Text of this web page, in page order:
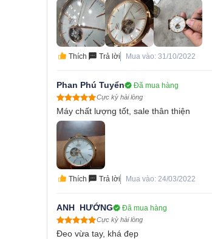
Thích Trả lời Mua vào: 31/10/2022
Phan Phú Tuyển Đã mua hàng
Cực kỳ hài lòng
Máy chất lượng tốt, sale thân thiện
Thích Trả lời Mua vào: 24/03/2022
ANH  HƯỚNG Đã mua hàng
Cực kỳ hài lòng
Đeo vừa tay, khá đẹp